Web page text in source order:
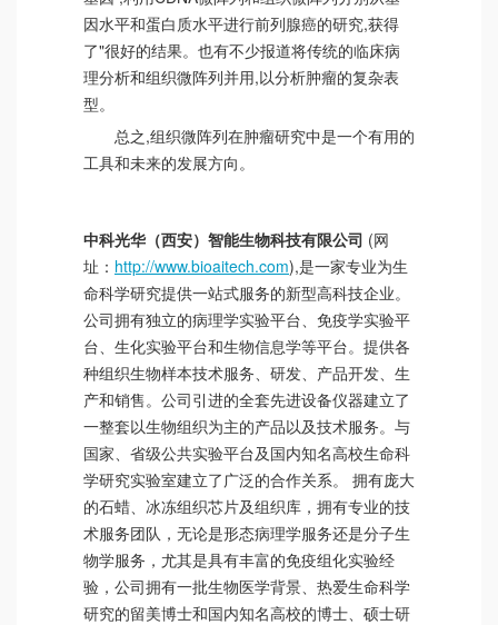
因水平和蛋白质水平进行前列腺癌的研究,获得
了"很好的结果。也有不少报道将传统的临床病
理分析和组织微阵列并用,以分析肿瘤的复杂表
型。
总之,组织微阵列在肿瘤研究中是一个有用的
工具和未来的发展方向。
中科光华（西安）智能生物科技有限公司 (网
址： http://www.bioaitech.com),是一家专业为生
命科学研究提供一站式服务的新型高科技企业。
公司拥有独立的病理学实验平台、免疫学实验平
台、生化实验平台和生物信息学等平台。提供各
种组织生物样本技术服务、研发、产品开发、生
产和销售。公司引进的全套先进设备仪器建立了
一整套以生物组织为主的产品以及技术服务。与
国家、省级公共实验平台及国内知名高校生命科
学研究实验室建立了广泛的合作关系。 拥有庞大
的石蜡、冰冻组织芯片及组织库，拥有专业的技
术服务团队，无论是形态病理学服务还是分子生
物学服务，尤其是具有丰富的免疫组化实验经
验，公司拥有一批生物医学背景、热爱生命科学
研究的留美博士和国内知名高校的博士、硕士研